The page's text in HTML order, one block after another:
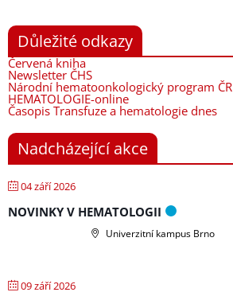
Důležité odkazy
Červená kniha
Newsletter ČHS
Národní hematoonkologický program ČR
HEMATOLOGIE-online
Časopis Transfuze a hematologie dnes
Nadcházející akce
04 září 2026
NOVINKY V HEMATOLOGII
Univerzitní kampus Brno
09 září 2026